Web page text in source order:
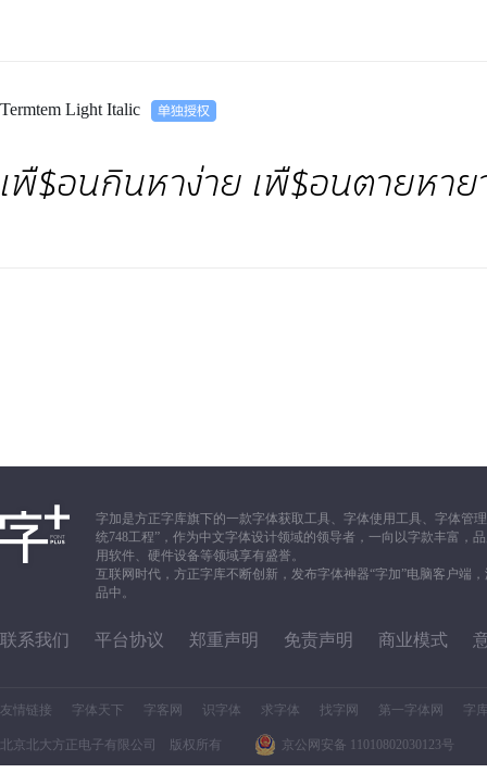
Termtem Light Italic
เพื$อนกินหาง่าย เพื$อนตายหา
字加是方正字库旗下的一款字体获取工具、字体使用工具、字体管
统748工程”，作为中文字体设计领域的领导者，一向以字款丰富，
用软件、硬件设备等领域享有盛誉。
互联网时代，方正字库不断创新，发布字体神器“字加”电脑客户端
品中。
联系我们 平台协议 郑重声明 免责声明 商业模式
友情链接 字体天下 字客网 识字体 求字体 找字网 第一字体网 字
北京北大方正电子有限公司 版权所有 京公网安备 11010802030123号